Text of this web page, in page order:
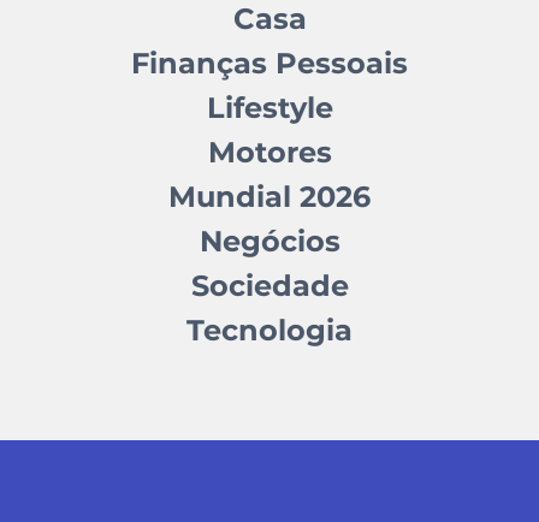
Casa
Finanças Pessoais
Lifestyle
Motores
Mundial 2026
Negócios
Sociedade
Tecnologia